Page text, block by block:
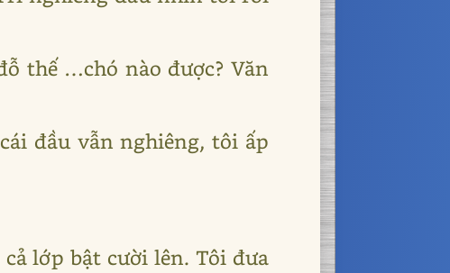
thế …chó nào được? Văn
đầu vẫn nghiêng, tôi ấp
lớp bật cười lên. Tôi đưa